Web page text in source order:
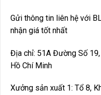
Gửi thông tin liên hệ với
nhận giá tốt nhất
Địa chỉ: 51A Đường Số
Hồ Chí Minh
Xưởng sản xuất 1: Tổ 8,